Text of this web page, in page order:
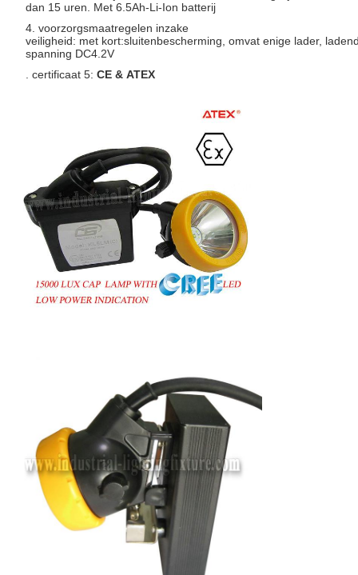
dan 15 uren. Met 6.5Ah-Li-Ion batterij
4. voorzorgsmaatregelen inzake
veiligheid: met kort:sluitenbescherming, omvat enige lader,
spanning DC4.2V
. certificaat 5: CE & ATEX